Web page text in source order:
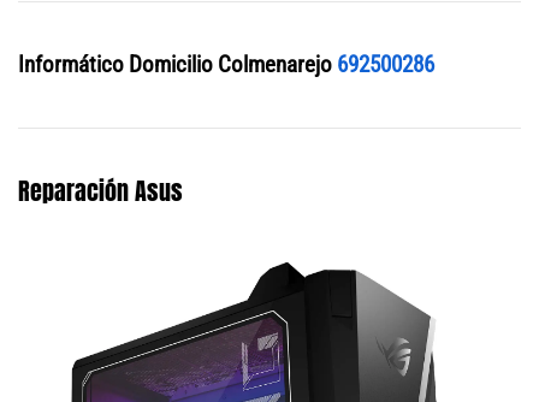
Informático Domicilio Colmenarejo 692500286
Reparación Asus